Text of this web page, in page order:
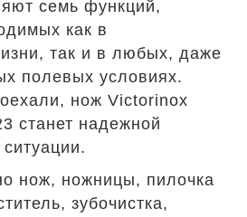
семь функций,
как в
так и в любых, даже
полевых условиях.
нож Victorinox
станет надежной
нож, ножницы, пилочка
зубочистка,